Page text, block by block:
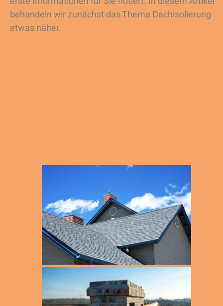
behandeln wir zunächst das Thema Dachisolierung
etwas näher.